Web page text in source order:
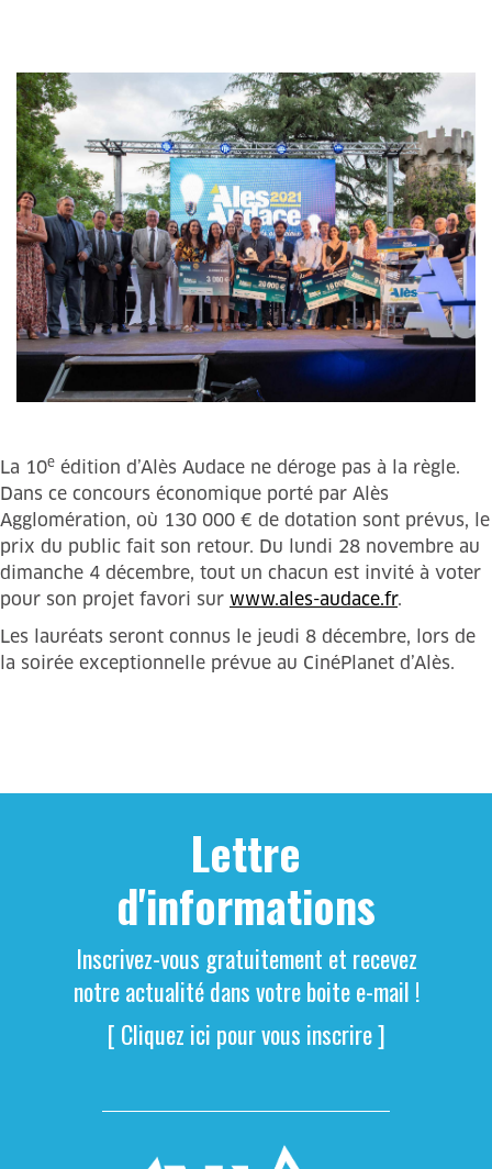
La 10e édition d’Alès Audace ne déroge pas à la règle.
Dans ce concours économique porté par Alès
Agglomération, où 130 000 € de dotation sont prévus, le
prix du public fait son retour. Du lundi 28 novembre au
dimanche 4 décembre, tout un chacun est invité à voter
pour son projet favori sur www.ales-audace.fr.
Les lauréats seront connus le jeudi 8 décembre, lors de
la soirée exceptionnelle prévue au CinéPlanet d’Alès.
Lettre
d'informations
Inscrivez-vous gratuitement et recevez
notre actualité dans votre boite e-mail !
[ Cliquez ici pour vous inscrire ]